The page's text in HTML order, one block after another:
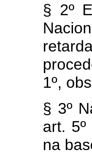
§ 2º
1º,
§ 3º
art.
na